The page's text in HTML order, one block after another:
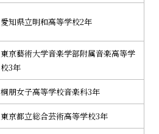
愛知県立明和高等学校2年
東京藝術大学音楽学部附属音楽高等学
校3年
桐朋女子高等学校音楽科3年
東京都立総合芸術高等学校3年